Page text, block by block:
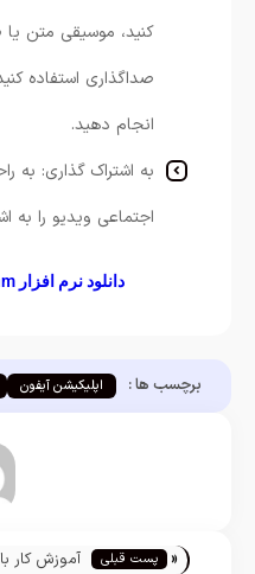
کنید، موسیقی متن
صداگذاری استفاده
انجام دهید.
به اشتراک گذاری: به
اجتماعی ویدیو را به
دانلود نرم افزار Flipagram برای آیفون
برچسب ها : اپلیکیشن آیفون
« پست قبلی
آموزش کار